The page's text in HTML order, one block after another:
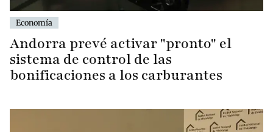
Economía
Andorra prevé activar "pronto" el
sistema de control de las
bonificaciones a los carburantes